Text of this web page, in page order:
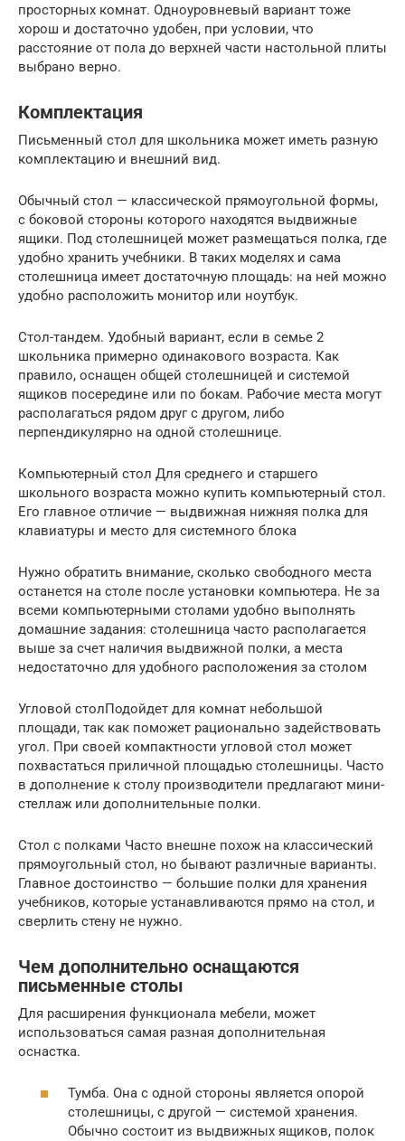
просторных комнат. Одноуровневый вариант тоже
хорош и достаточно удобен, при условии, что
расстояние от пола до верхней части настольной плиты
выбрано верно.
Комплектация
Письменный стол для школьника может иметь разную
комплектацию и внешний вид.
Обычный стол — классической прямоугольной формы,
с боковой стороны которого находятся выдвижные
ящики. Под столешницей может размещаться полка, где
удобно хранить учебники. В таких моделях и сама
столешница имеет достаточную площадь: на ней можно
удобно расположить монитор или ноутбук.
Стол-тандем. Удобный вариант, если в семье 2
школьника примерно одинакового возраста. Как
правило, оснащен общей столешницей и системой
ящиков посередине или по бокам. Рабочие места могут
располагаться рядом друг с другом, либо
перпендикулярно на одной столешнице.
Компьютерный стол Для среднего и старшего
школьного возраста можно купить компьютерный стол.
Его главное отличие — выдвижная нижняя полка для
клавиатуры и место для системного блока
Нужно обратить внимание, сколько свободного места
останется на столе после установки компьютера. Не за
всеми компьютерными столами удобно выполнять
домашние задания: столешница часто располагается
выше за счет наличия выдвижной полки, а места
недостаточно для удобного расположения за столом
Угловой столПодойдет для комнат небольшой
площади, так как поможет рационально задействовать
угол. При своей компактности угловой стол может
похвастаться приличной площадью столешницы. Часто
в дополнение к столу производители предлагают мини-
стеллаж или дополнительные полки.
Стол с полками Часто внешне похож на классический
прямоугольный стол, но бывают различные варианты.
Главное достоинство — большие полки для хранения
учебников, которые устанавливаются прямо на стол, и
сверлить стену не нужно.
Чем дополнительно оснащаются
письменные столы
Для расширения функционала мебели, может
использоваться самая разная дополнительная
оснастка.
Тумба. Она с одной стороны является опорой
столешницы, с другой — системой хранения.
Обычно состоит из выдвижных ящиков, полок